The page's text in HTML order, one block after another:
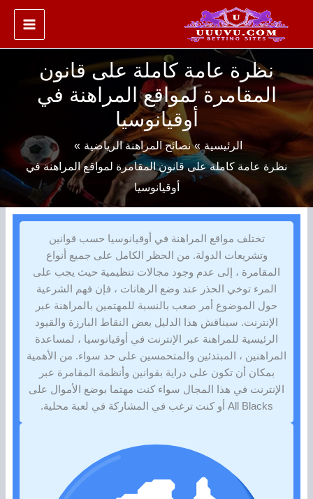
المحتوى
نظرة عامة كاملة على قانون
المقامرة لمواقع المراهنة في
أوقيانوسيا
الرئيسية
نصائح المراهنة الرياضية
نظرة عامة كاملة على قانون المقامرة لمواقع المراهنة في
أوقيانوسيا
تختلف مواقع المراهنة في أوقيانوسيا حسب قوانين
وتشريعات الدولة. من الحظر الكامل على جميع أنواع
المقامرة ، إلى عدم وجود مجالات تنظيمية حيث يجب على
المرء توخي الحذر عند وضع الرهانات ، فإن فهم الشرعية
حول الموضوع أمر صعب بالنسبة للمهتمين بالمراهنة عبر
الإنترنت. سيناقش هذا الدليل بعض النقاط البارزة والقيود
الرئيسية للمراهنة عبر الإنترنت في أوقيانوسيا ، لمساعدة
المراهنين ، المبتدئين والمتحمسين على حد سواء. من الأهمية
بمكان أن تكون على دراية بقوانين وأنظمة المقامرة عبر
الإنترنت في هذا المجال سواء كنت مهتما بوضع الأموال على
All Blacks أو كنت ترغب في المشاركة في لعبة محلية.